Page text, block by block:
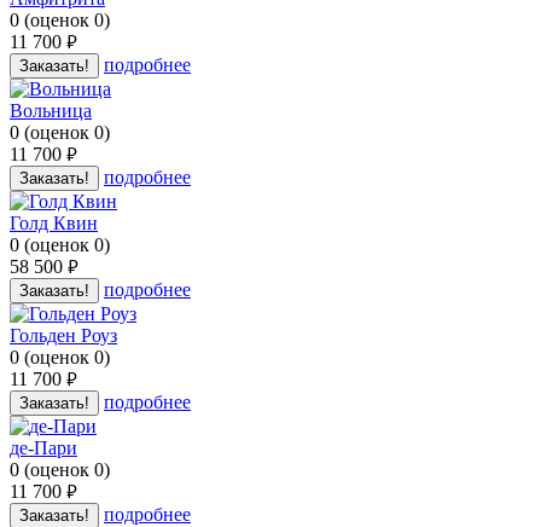
0 (оценок 0)
11 700 руб.
Заказать! подробнее
Вольница
0 (оценок 0)
11 700 руб.
Заказать! подробнее
Голд Квин
0 (оценок 0)
58 500 руб.
Заказать! подробнее
Гольден Роуз
0 (оценок 0)
11 700 руб.
Заказать! подробнее
де-Пари
0 (оценок 0)
11 700 руб.
Заказать! подробнее